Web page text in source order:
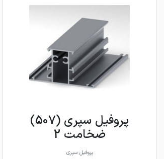
پروفیل سپری (507)
ضخامت 2
پروفیل سپری